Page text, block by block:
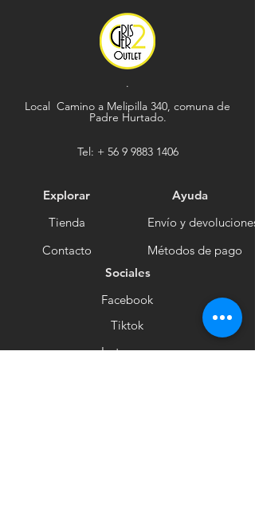
.
Local Camino a Melipilla 340, comuna de
Padre Hurtado.
Tel: + 56 9 9883 1406
Explorar
Tienda
Contacto
Ayuda
Envío y devoluciones
Métodos de pago
Sociales
Facebook
Tiktok
Instagram